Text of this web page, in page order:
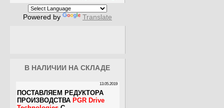
Powered by Translate
В НАЛИЧИИ НА СКЛАДЕ